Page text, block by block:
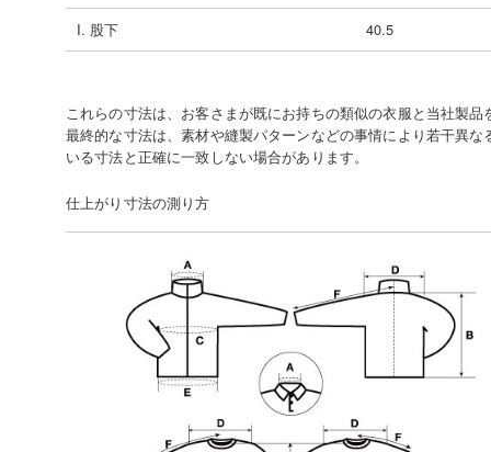
I. 股下 40.5
これらの寸法は、お客さまが既にお持ちの類似の衣服と当社製
最終的な寸法は、素材や縫製パターンなどの事情により若干異
いる寸法と正確に一致しない場合があります。
仕上がり寸法の測り方